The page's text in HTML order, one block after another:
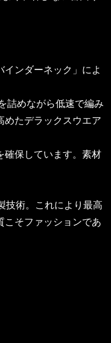
ンダーネック」によ
詰めながら低速で編み
めたデラックスウエア
確保しています。素材
技術。これにより最高
こそファッションであ